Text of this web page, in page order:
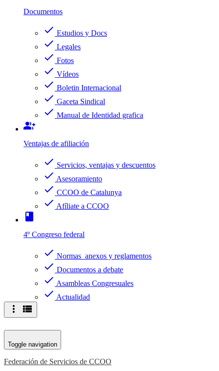
Documentos
check Estudios y Docs
check Legales
check Fotos
check Vídeos
check Boletin Internacional
check Gaceta Sindical
check Manual de Identidad grafica
group_add
Ventajas de afiliación
check Servicios, ventajas y descuentos
check Asesoramiento
check CCOO de Catalunya
check Afíliate a CCOO
book
4º Congreso federal
check Normas anexos y reglamentos
check Documentos a debate
check Asambleas Congresuales
check Actualidad
more_vert view_list
Toggle navigation
Federación de Servicios de CCOO